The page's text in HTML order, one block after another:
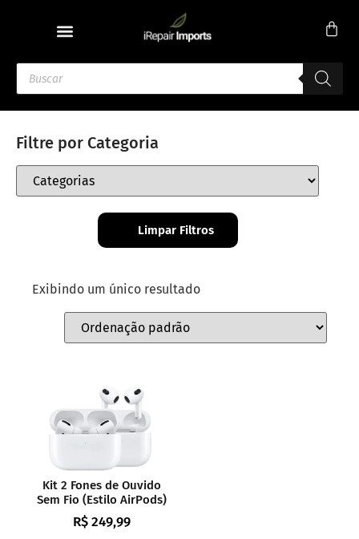
Filtre por Categoria
Limpar Filtros
Exibindo um único resultado
Kit 2 Fones de Ouvido
Sem Fio (Estilo AirPods)
R$249,99